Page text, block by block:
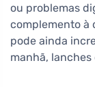
ou problemas
complemento à
pode ainda
manhã, lanches